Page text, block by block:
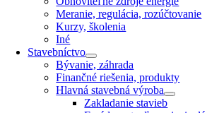
Meranie, regulácia, rozúčtovanie
Kurzy, školenia
Iné
Stavebníctvo
Bývanie, záhrada
Finančné riešenia, produkty
Hlavná stavebná výroba
Zakladanie stavieb